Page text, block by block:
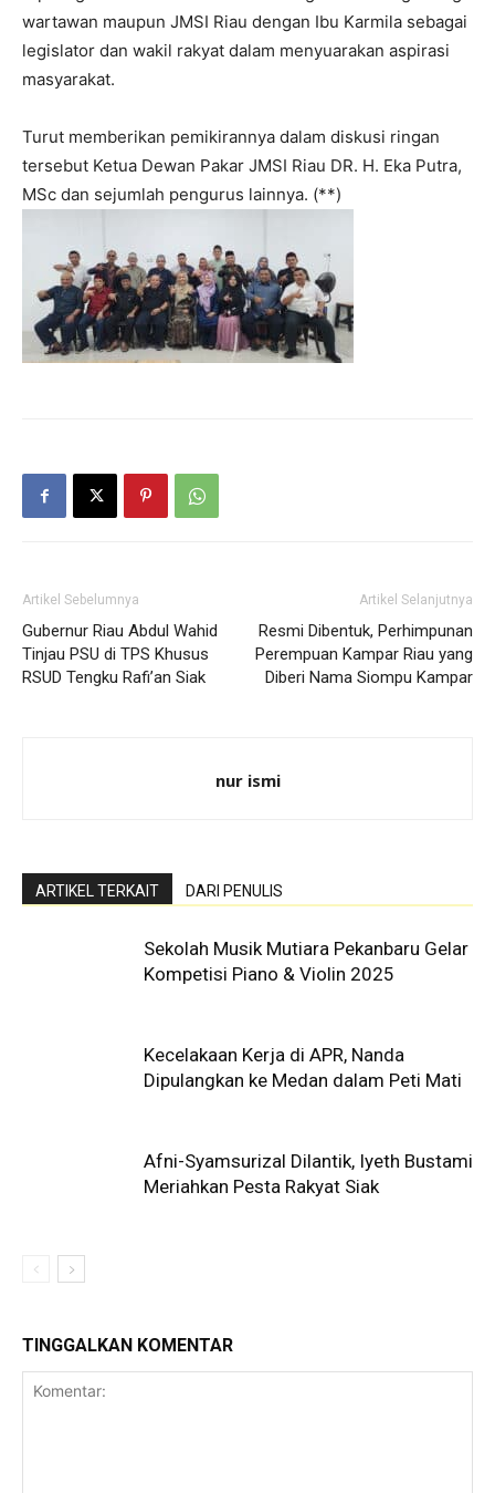
wartawan maupun JMSI Riau dengan Ibu Karmila sebagai
legislator dan wakil rakyat dalam menyuarakan aspirasi
masyarakat.
Turut memberikan pemikirannya dalam diskusi ringan
tersebut Ketua Dewan Pakar JMSI Riau DR. H. Eka Putra,
MSc dan sejumlah pengurus lainnya. (**)
Artikel Sebelumnya
Gubernur Riau Abdul Wahid
Tinjau PSU di TPS Khusus
RSUD Tengku Rafi’an Siak
Artikel Selanjutnya
Resmi Dibentuk, Perhimpunan
Perempuan Kampar Riau yang
Diberi Nama Siompu Kampar
nur ismi
ARTIKEL TERKAIT DARI PENULIS
Sekolah Musik Mutiara Pekanbaru Gelar
Kompetisi Piano & Violin 2025
Kecelakaan Kerja di APR, Nanda
Dipulangkan ke Medan dalam Peti Mati
Afni-Syamsurizal Dilantik, Iyeth Bustami
Meriahkan Pesta Rakyat Siak
TINGGALKAN KOMENTAR